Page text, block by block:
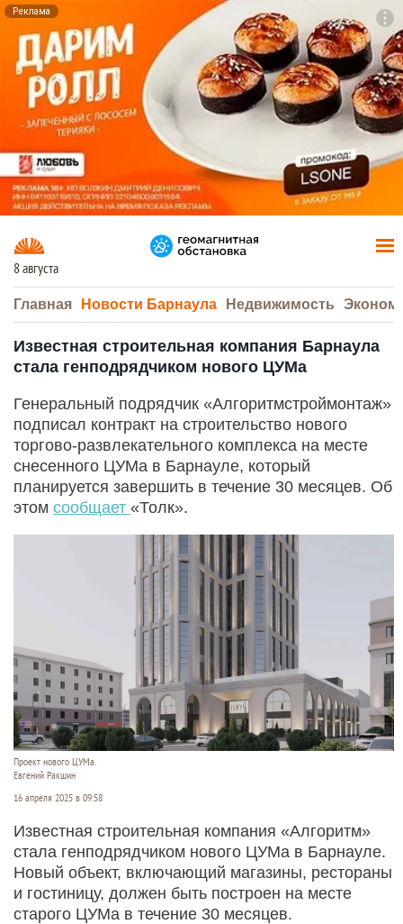
Реклама
8 августа
Главная Новости Барнаула Недвижимость
Известная строительная компания Барнаула
стала генподрядчиком нового ЦУМа
Генеральный подрядчик «Алгоритмстроймонтаж»
подписал контракт на строительство нового
торгово-развлекательного комплекса на месте
снесенного ЦУМа в Барнауле, который
планируется завершить в течение 30 месяцев. Об
этом сообщает «Толк».
Проект нового ЦУМа.
Евгений Ракшин
16 апреля 2025 в 09:58
Известная строительная компания «Алгоритм»
стала генподрядчиком нового ЦУМа в Барнауле.
Новый объект, включающий магазины, рестораны
и гостиницу, должен быть построен на месте
старого ЦУМа в течение 30 месяцев.